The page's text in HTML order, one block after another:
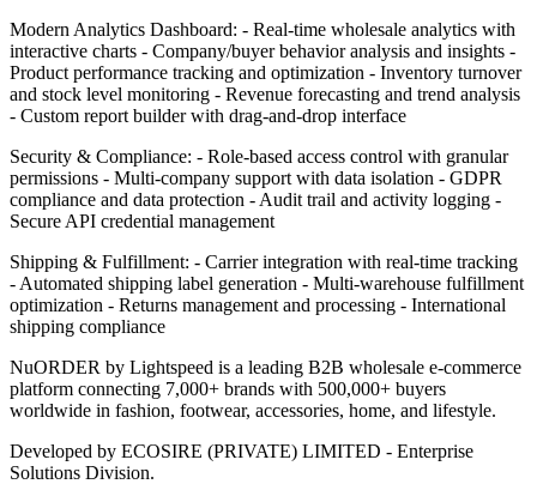
Modern Analytics Dashboard: - Real-time wholesale analytics with
interactive charts - Company/buyer behavior analysis and insights -
Product performance tracking and optimization - Inventory turnover
and stock level monitoring - Revenue forecasting and trend analysis
- Custom report builder with drag-and-drop interface
Security & Compliance: - Role-based access control with granular
permissions - Multi-company support with data isolation - GDPR
compliance and data protection - Audit trail and activity logging -
Secure API credential management
Shipping & Fulfillment: - Carrier integration with real-time tracking
- Automated shipping label generation - Multi-warehouse fulfillment
optimization - Returns management and processing - International
shipping compliance
NuORDER by Lightspeed is a leading B2B wholesale e-commerce
platform connecting 7,000+ brands with 500,000+ buyers
worldwide in fashion, footwear, accessories, home, and lifestyle.
Developed by ECOSIRE (PRIVATE) LIMITED - Enterprise
Solutions Division.